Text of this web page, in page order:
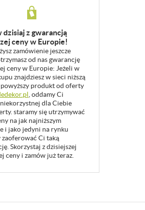
dzisiaj z gwarancją
ceny w Europie!
zamówienie jeszcze
od nas gwarancję
ceny w Europie: Jeżeli w
znajdziesz w sieci niższą
powyższy produkt od oferty
, oddamy Ci
dla Ciebie
staramy się utrzymywać
na jak najniższym
i jako jedyni na rynku
zaoferować Ci taką
Skorzystaj z dzisiejszej
ceny i zamów już teraz.